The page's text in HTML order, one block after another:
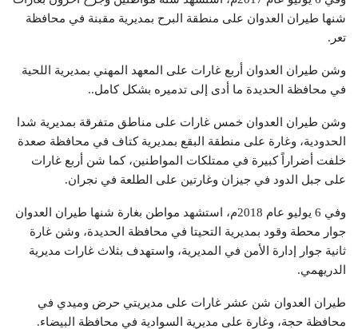
شنها طيران العدوان على منطقة البرح بمديرية مقبنة في محافظة
تعر.
وشن طيران العدوان أربع غارات على المعهد المهني بمديرية اللحية
في محافظة الحديدة ما أدى إلى تدميره بشكل كامل..
وشن طيران العدوان خمس غارات على مناطق متفرقة بمديرية شدا
الحدودية، وغارة على منطقة البقع بمديرية كتاف في محافظة صعدة
خلفت أضراراً كبيرة في ممتلكات المواطنين، كما شن أربع غارات
على جبل الدود في جيزان وغارتين على الطلعة في نجران.
وفي 6 يوليو عام 2018م، استشهد مواطن بغارة شنها طيران العدوان
جوار محطة وقود بمديرية التحيتا في محافظة الحديدة، وشن غارة
ثانية جوار إدارة الأمن في المديرية، واستهدف بثلاث غارات مديرية
الدريهمي.
طيران العدوان شن عشر غارات على مديريتي حرض وميدي في
محافظة حجة، وغارة على مديرية السوادية في محافظة البيضاء.